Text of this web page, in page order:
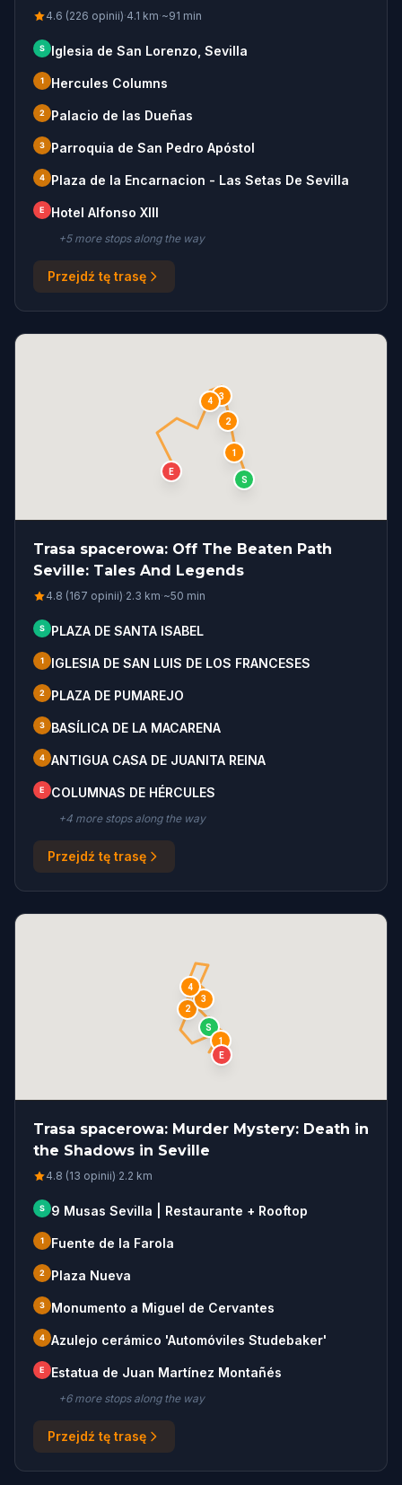
4.6 (226 opinii)·4.1 km·~91 min
S Iglesia de San Lorenzo, Sevilla
1 Hercules Columns
2 Palacio de las Dueñas
3 Parroquia de San Pedro Apóstol
4 Plaza de la Encarnacion - Las Setas De Sevilla
E Hotel Alfonso XIII
+5more stopsalong the way
Przejdź tę trasę
S
1
2
3
4
E
Trasa spacerowa: Off The Beaten Path
Seville: Tales And Legends
4.8 (167 opinii)·2.3 km·~50 min
S PLAZA DE SANTA ISABEL
1 IGLESIA DE SAN LUIS DE LOS FRANCESES
2 PLAZA DE PUMAREJO
3 BASÍLICA DE LA MACARENA
4 ANTIGUA CASA DE JUANITA REINA
E COLUMNAS DE HÉRCULES
+4 more stopsalong the way
Przejdź tę trasę
S
1
2
3
4
E
Trasa spacerowa: Murder Mystery: Death in
the Shadows in Seville
4.8 (13 opinii)·2.2 km
S 9 Musas Sevilla | Restaurante + Rooftop
1 Fuente de la Farola
2 Plaza Nueva
3 Monumento a Miguel de Cervantes
4 Azulejo cerámico 'Automóviles Studebaker'
E Estatua de Juan Martínez Montañés
+6more stopsalong the way
Przejdź tę trasę